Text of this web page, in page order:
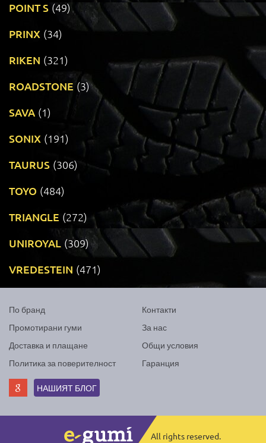
POINT S (49)
PRINX (34)
RIKEN (321)
ROADSTONE (3)
SAVA (1)
SONIX (191)
TAURUS (306)
TOYO (484)
TRIANGLE (272)
UNIROYAL (309)
VREDESTEIN (471)
По бранд
Промотирани гуми
Доставка и плащане
Политика за поверителност
Контакти
За нас
Общи условия
Гаранция
НАШИЯТ БЛОГ
All rights reserved.